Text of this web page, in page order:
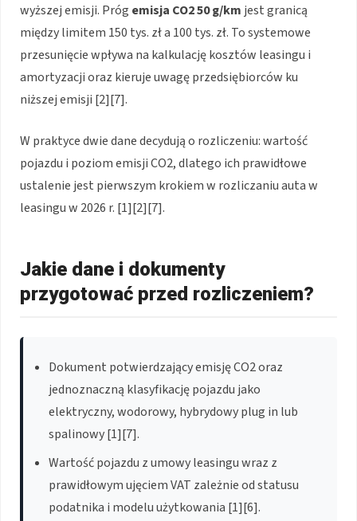
wyższej emisji. Próg emisja CO2 50 g/km jest granicą
między limitem 150 tys. zł a 100 tys. zł. To systemowe
przesunięcie wpływa na kalkulację kosztów leasingu i
amortyzacji oraz kieruje uwagę przedsiębiorców ku
niższej emisji [2][7].
W praktyce dwie dane decydują o rozliczeniu: wartość
pojazdu i poziom emisji CO2, dlatego ich prawidłowe
ustalenie jest pierwszym krokiem w rozliczaniu auta w
leasingu w 2026 r. [1][2][7].
Jakie dane i dokumenty
przygotować przed rozliczeniem?
Dokument potwierdzający emisję CO2 oraz
jednoznaczną klasyfikację pojazdu jako
elektryczny, wodorowy, hybrydowy plug in lub
spalinowy [1][7].
Wartość pojazdu z umowy leasingu wraz z
prawidłowym ujęciem VAT zależnie od statusu
podatnika i modelu użytkowania [1][6].